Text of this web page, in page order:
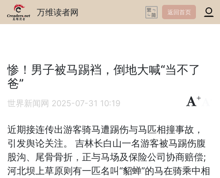
万维读者网 返回首页
惨！男子被马踢裆，倒地大喊“当不了
爸”
世界新闻网 2025-07-31 10:19
+
近期接连传出游客骑马遭踢伤与马匹相撞事故，
引发舆论关注。 吉林长白山一名游客被马踢伤腹
股沟、尾骨骨折，正与马场及保险公司协商赔偿;
河北坝上草原则有一匹名叫“貂蝉”的马在骑乘中相